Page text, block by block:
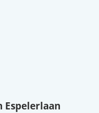
Espelerlaan